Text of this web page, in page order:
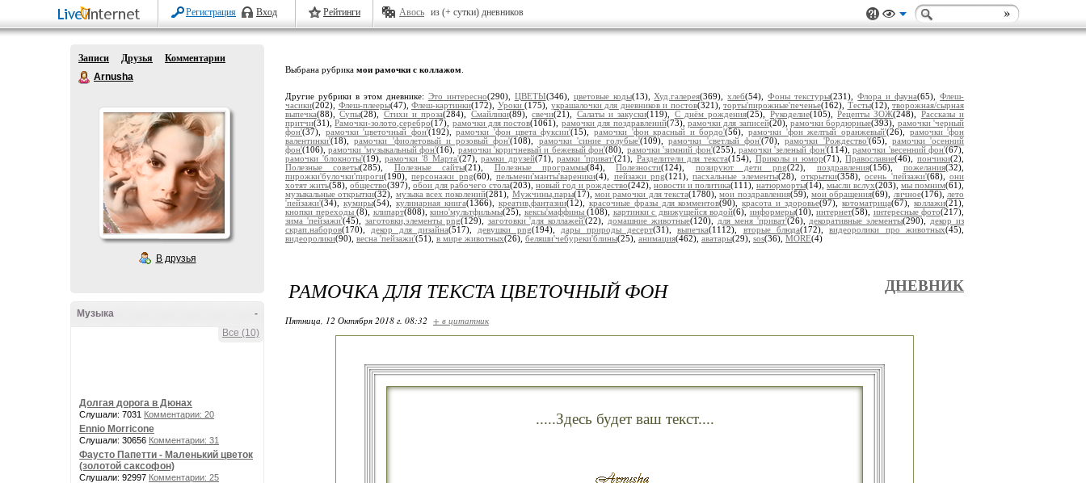
Регистрация Вход Рейтинги Авось из (+ сутки) дневников
Записи Друзья
Комментарии
Arnusha
В друзья
-
Музыка
Все (10)
Долгая дорога в Дюнах
Слушали: 7031 Комментарии: 20
Ennio Morricone
Слушали: 30656 Комментарии: 31
Фаусто Папетти - Маленький цветок
(золотой саксофон)
Слушали: 92997 Комментарии: 25
Выбрана рубрика мои рамочки с коллажом
Другие рубрики в этом дневнике: Это интересно(290), ЦВЕТЫ(346), цветовые коды(13),Худ.галерея(369),хлеб(54),Фоны текстуры(231),Флора и фауна(65),Флеш-
часики(202), Флеш-плееры(47), Флеш-картинки(172), Уроки (175), украшалочки для дневников и постов(321), торты'пирожные'печенье(162), Тесты(12), творожная/сырная
выпечка(88),Супы(28), Стихи и проза(284), Смайлики(89),свечи(21), Салаты и закуски(119), С днём рождения(25), Рукоделие(105),Рецепты ЗОЖ(248), Рассказы и
притчи(31),Рамочки-золото,серебро(17), рамочки для постов(1061), рамочки для поздравлений(73), рамочки для записей(20), рамочки бордюрные(393), рамочки 'черный
фон'(37), рамочки 'цветочный фон'(192),рамочки 'фон цвета фуксии'(15), рамочки 'фон красный и бордо'(56),рамочки 'фон желтый оранжевый'(26), рамочки 'фон
валентинки'(18),рамочки 'фиолетовый и розовый фон'(108), рамочки 'синие голубые'(109),рамочки 'светлый фон'(70),рамочки 'Рождество'(65), рамочки 'осенний
фон'(106),рамочки 'музыкальный фон'(16), рамочки 'коричневый и бежевый фон'(80), рамочки 'зимний фон'(255), рамочки 'зеленый фон'(114),рамочки 'весенний фон'(67),
рамочки 'блокноты'(19),рамочки '8 Марта'(27),рамки друзей(71),рамки 'приват'(21), Разделители для текста(154), Приколы и юмор(71),Православие(46), пончики(2),
Полезные советы(285), Полезные сайты(21), Полезные программы(84),Полезности(124), позируют дети png(22), поздравления(156),пожелания(32),
пирожки'булочки'пироги(190),персонажи png(60),пельмени'манты'вареники(4), пейзажи png(121),пасхальные элементы(28), открытки(358),осень 'пейзажи'(68),они
хотят жить(58), общество(397), обои для рабочего стола(203), новый год и рождество(242), новости и политика(111), натюрморты(14), мысли вслух(203), мы помним(61),
музыкальные открытки(32), музыка всех поколений(281), Мужчины,пары(17),мои рамочки для текста(1780),мои поздравления(59),мои обращения(69), личное(176), лето
'пейзажи'(34), кумиры(54), кулинарная книга(1366), креатив,фантазии(12), красочные фразы для комментов(90),красота и здоровье(97),котоматрица(67),коллажи(21),
кнопки переходы (8), клипарт(808), кино'мультфильмы(25), кексы'маффины (108), картинки с движущейся водой(6), информеры(10), интернет(58), интересные фото(217),
зима 'пейзажи'(45), заготовки,элементы png(129), заготовки 'для коллажей'(22), домашние животные(120), для меня 'приват'(26), декоративные элементы(290), декор из
скрап.наборов(170), декор для дизайна(517), девушки png(194), дары природы десерт(31),выпечка(1112), вторые блюда(172),видеоролики про животных(45),
видеоролики(90), весна 'пейзажи'(51), в мире животных(26), беляши'чебуреки'блины(25), анимация(462), аватары(29), sos(36), MORE(4)
РАМОЧКА ДЛЯ ТЕКСТА ЦВЕТОЧНЫЙ ФОН ДНЕВНИК
Пятница, 12 Октября 2018 г. 08:32 + в цитатник
.....Здесь будет ваш текст....